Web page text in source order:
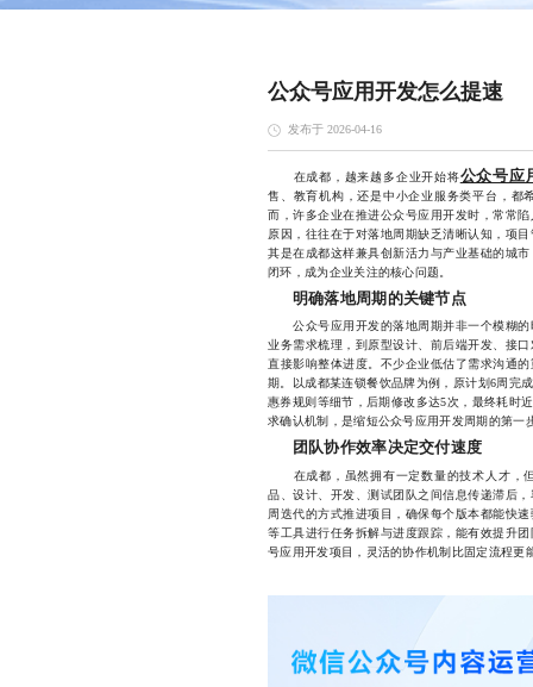
公众号应用开发怎么提速
发布于 2026-04-16
在成都，越来越多企业开始将公众号应
售、教育机构，还是中小企业服务类平台，都
而，许多企业在推进公众号应用开发时，常常
原因，往往在于对落地周期缺乏清晰认知，项
其是在成都这样兼具创新活力与产业基础的城
闭环，成为企业关注的核心问题。
明确落地周期的关键节点
公众号应用开发的落地周期并非一个模糊的
业务需求梳理，到原型设计、前后端开发、接
直接影响整体进度。不少企业低估了需求沟通
期。以成都某连锁餐饮品牌为例，原计划6周完
惠券规则等细节，后期修改多达5次，最终耗时
求确认机制，是缩短公众号应用开发周期的第一
团队协作效率决定交付速度
在成都，虽然拥有一定数量的技术人才，
品、设计、开发、测试团队之间信息传递滞后
周迭代的方式推进项目，确保每个版本都能快
等工具进行任务拆解与进度跟踪，能有效提升
号应用开发项目，灵活的协作机制比固定流程更